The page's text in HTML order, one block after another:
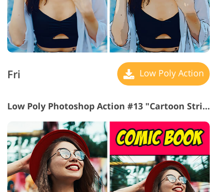
Fri Low Poly Action
Low Poly Photoshop Action #13 "Cartoon Strip"